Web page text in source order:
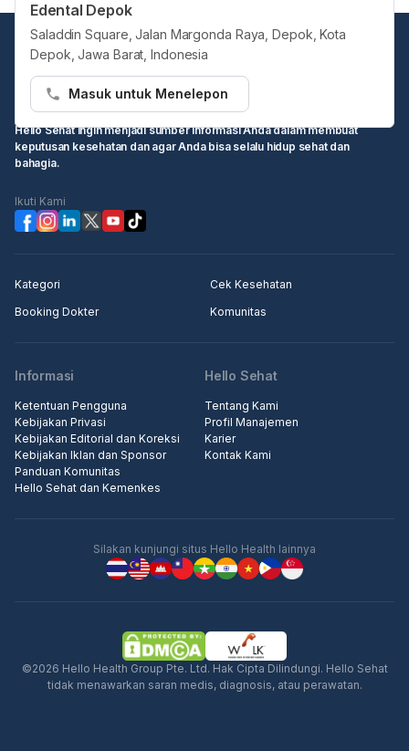
Edental Depok
Saladdin Square, Jalan Margonda Raya, Depok, Kota
Depok, Jawa Barat, Indonesia
Masuk untuk Menelepon
Hello Sehat ingin menjadi sumber informasi Anda dalam membuat
keputusan kesehatan dan agar Anda bisa selalu hidup sehat dan
bahagia.
Ikuti Kami
Kategori
Cek Kesehatan
Booking Dokter
Komunitas
Informasi
Ketentuan Pengguna
Kebijakan Privasi
Kebijakan Editorial dan Koreksi
Kebijakan Iklan dan Sponsor
Panduan Komunitas
Hello Sehat dan Kemenkes
Hello Sehat
Tentang Kami
Profil Manajemen
Karier
Kontak Kami
Silakan kunjungi situs Hello Health lainnya
©2026 Hello Health Group Pte. Ltd. Hak Cipta Dilindungi. Hello Sehat
tidak menawarkan saran medis, diagnosis, atau perawatan.